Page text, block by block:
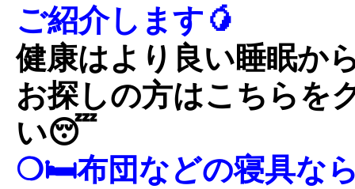
ご紹介します🥭
健康はより良い睡眠か
お探しの方はこちらを
い😴
❍🛏布団などの寝具な